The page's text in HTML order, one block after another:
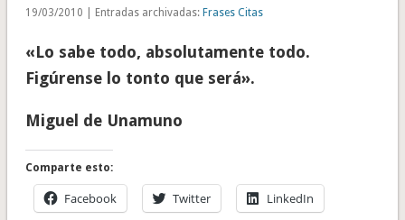
19/03/2010 | Entradas archivadas: Frases Citas
«Lo sabe todo, absolutamente todo.
Figúrense lo tonto que será».
Miguel de Unamuno
Comparte esto:
Facebook Twitter LinkedIn